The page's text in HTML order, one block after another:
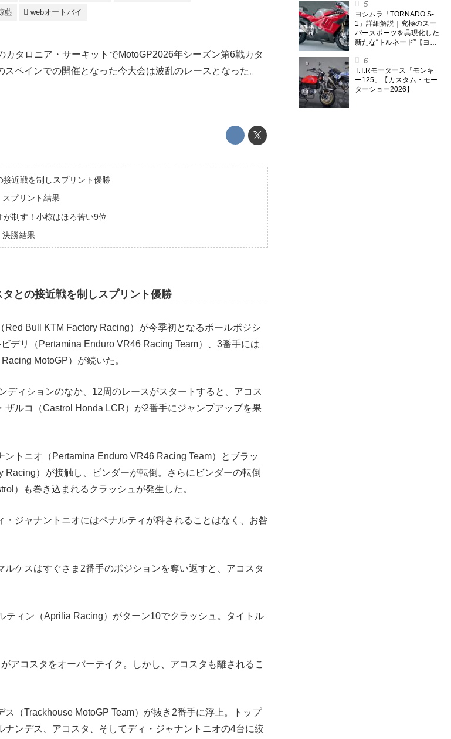
筒ニンジャも出たよ【海
外】
ヨシムラ「TORNADO S-
1」詳細解説｜究極のスー
パースポーツを具現化した
新たな“トルネード”【ヨシ
T.T.Rモータース「モンキ
ー125」【カスタム・モー
ターショー2026】
藍 webオートバイ
カタロニア・サーキットでMotoGP2026年シーズン第6戦カタ
ペインでの開催となった今大会は波乱のレースとなった。
近戦を制しスプリント優勝
プリント結果
制す！小椋はほろ苦い9位
決勝結果
との接近戦を制しスプリント優勝
Red Bull KTM Factory Racing）が今季初となるポールポジシ
デリ（Pertamina Enduro VR46 Racing Team）、3番手には
MotoGP）が続いた。
ディションのなか、12周のレースがスタートすると、アコス
ザルコ（Castrol Honda LCR）が2番手にジャンプアップを果
トニオ（Pertamina Enduro VR46 Racing Team）とブラッ
Racing）が接触し、ビンダーが転倒。さらにビンダーの転倒
）も巻き込まれるクラッシュが発生した。
・ジャナントニオにはペナルティが科されることはなく、お咎
ケスはすぐさま2番手のポジションを奪い返すと、アコスタ
ティン（Aprilia Racing）がターン10でクラッシュ。タイトル
アコスタをオーバーテイク。しかし、アコスタも離されるこ
（Trackhouse MotoGP Team）が抜き2番手に浮上。トップ
ンデス、アコスタ、そしてディ・ジャナントニオの4台に絞